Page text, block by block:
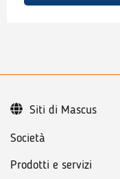
Società
Prodotti e servizi
Siti di Mascus